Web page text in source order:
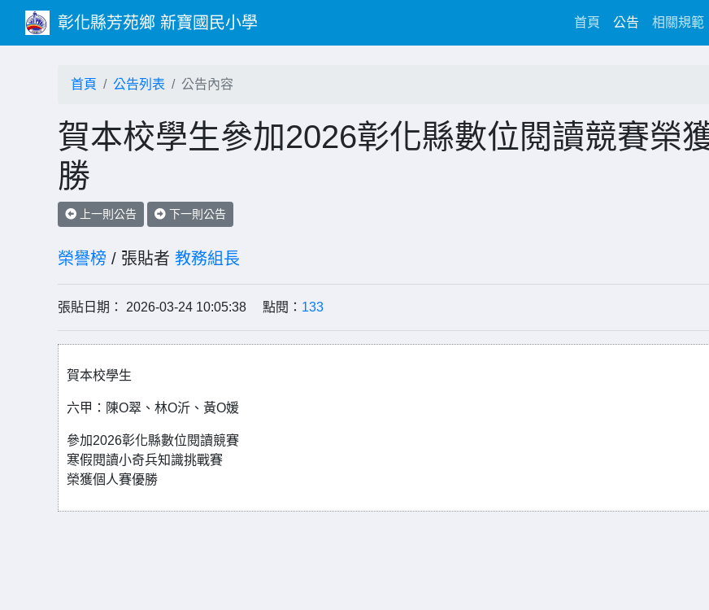
彰化縣芳苑鄉 新寶國民小學 首頁 (current)
公告 相關規範
首頁 公告列表 公告內容
賀本校學生參加2026彰化縣數位閱讀競賽榮
勝
上一則公告 下一則公告
榮譽榜 / 張貼者 教務組長
張貼日期： 2026-03-24 10:05:38 點閱： 133
賀本校學生
六甲：陳O翠、林O沂、黃O媛
參加2026彰化縣數位閱讀競賽
寒假閱讀小奇兵知識挑戰賽
榮獲個人賽優勝